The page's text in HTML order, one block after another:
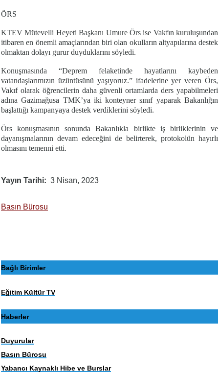
ÖRS
KTEV Mütevelli Heyeti Başkanı Umure Örs ise Vakfın kuruluşundan
itibaren en önemli amaçlarından biri olan okulların altyapılarına destek
olmaktan dolayı gurur duyduklarını söyledi.
Konuşmasında “Deprem felaketinde hayatlarını kaybeden
vatandaşlarımızın üzüntüsünü yaşıyoruz.” ifadelerine yer veren Örs,
Vakıf olarak öğrencilerin daha güvenli ortamlarda ders yapabilmeleri
adına Gazimağusa TMK’ya iki konteyner sınıf yaparak Bakanlığın
başlattığı kampanyaya destek verdiklerini söyledi.
Örs konuşmasının sonunda Bakanlıkla birlikte iş birliklerinin ve
dayanışmalarının devam edeceğini de belirterek, protokolün hayırlı
olmasını temenni etti.
Yayın Tarihi 3 Nisan, 2023
Basın Bürosu
Bağlı Birimler
Eğitim Kültür TV
Haberler
Duyurular
Basın Bürosu
Yabancı Kaynaklı Hibe ve Burslar